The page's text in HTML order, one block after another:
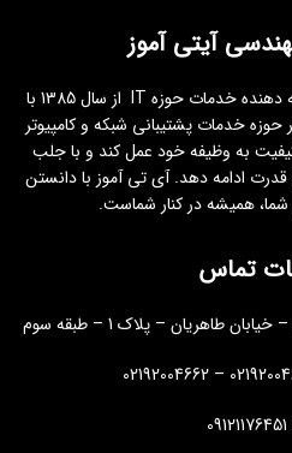
آیتی آموز
گروه فنی و مهندسی ایتی اموز ارئه دهنده خدمات حوزه IT از سال 1385 با
حوزه خدمات پشتیبانی شبکه و کامپیوتر
به وظیفه خود عمل کند و با جلب
قدرت ادامه دهد. آی تی آموز با دانستن
همیشه در کنار شماست.
تماس
طاهریان – پلاک 1 – طبقه سوم